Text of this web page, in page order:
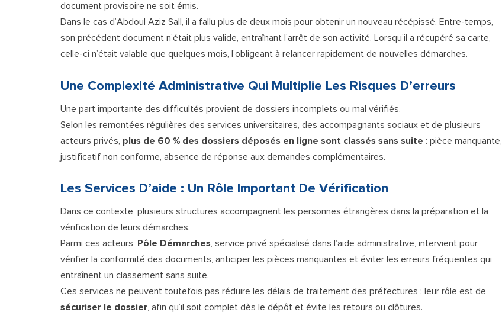
document provisoire ne soit émis.
Dans le cas d’Abdoul Aziz Sall, il a fallu plus de deux mois pour obtenir un nouveau récépissé. Entre-temps,
son précédent document n’était plus valide, entraînant l’arrêt de son activité. Lorsqu’il a récupéré sa carte,
celle-ci n’était valable que quelques mois, l’obligeant à relancer rapidement de nouvelles démarches.
Une Complexité Administrative Qui Multiplie Les Risques D’erreurs
Une part importante des difficultés provient de dossiers incomplets ou mal vérifiés.
Selon les remontées régulières des services universitaires, des accompagnants sociaux et de plusieurs
acteurs privés, plus de 60 % des dossiers déposés en ligne sont classés sans suite : pièce manquante,
justificatif non conforme, absence de réponse aux demandes complémentaires.
Les Services D’aide : Un Rôle Important De Vérification
Dans ce contexte, plusieurs structures accompagnent les personnes étrangères dans la préparation et la
vérification de leurs démarches.
Parmi ces acteurs, Pôle Démarches, service privé spécialisé dans l’aide administrative, intervient pour
vérifier la conformité des documents, anticiper les pièces manquantes et éviter les erreurs fréquentes qui
entraînent un classement sans suite.
Ces services ne peuvent toutefois pas réduire les délais de traitement des préfectures : leur rôle est de
sécuriser le dossier, afin qu’il soit complet dès le dépôt et évite les retours ou clôtures.